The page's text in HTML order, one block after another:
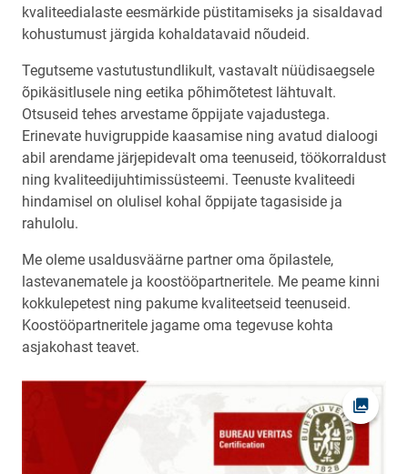
kvaliteedialaste eesmärkide püstitamiseks ja sisaldavad
kohustumust järgida kohaldatavaid nõudeid.
Tegutseme vastutustundlikult, vastavalt nüüdisaegsele
õpikäsitlusele ning eetika põhimõtetest lähtuvalt.
Otsuseid tehes arvestame õppijate vajadustega.
Erinevate huvigruppide kaasamise ning avatud dialoogi
abil arendame järjepidevalt oma teenuseid, töökorraldust
ning kvaliteedijuhtimissüsteemi. Teenuste kvaliteedi
hindamisel on olulisel kohal õppijate tagasiside ja
rahulolu.
Me oleme usaldusväärne partner oma õpilastele,
lastevanematele ja koostööpartneritele. Me peame kinni
kokkulepetest ning pakume kvaliteetseid teenuseid.
Koostööpartneritele jagame oma tegevuse kohta
asjakohast teavet.
Ava